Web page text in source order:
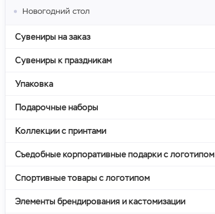
Новогодний стол
Сувениры на заказ
Сувениры к праздникам
Упаковка
Подарочные наборы
Коллекции с принтами
Съедобные корпоративные подарки с логотипом
Спортивные товары с логотипом
Элементы брендирования и кастомизации